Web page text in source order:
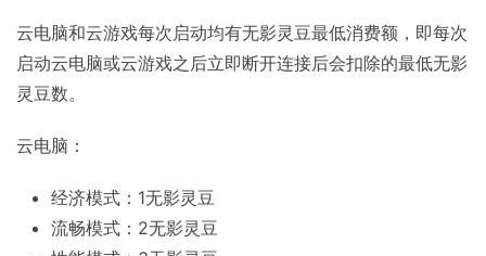
云电脑和云游戏每次启动均有无影灵豆最低消费额，即每次
启动云电脑或云游戏之后立即断开连接后会扣除的最低无影
灵豆数。
云电脑：
经济模式：1无影灵豆
流畅模式：2无影灵豆